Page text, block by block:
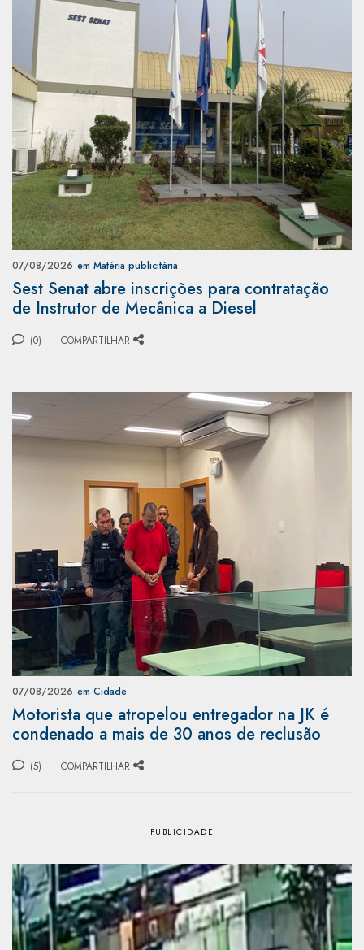
07/08/2026 em Matéria publicitária
Sest Senat abre inscrições para contratação
de Instrutor de Mecânica a Diesel
(0) COMPARTILHAR
07/08/2026 em Cidade
Motorista que atropelou entregador na JK é
condenado a mais de 30 anos de reclusão
(5) COMPARTILHAR